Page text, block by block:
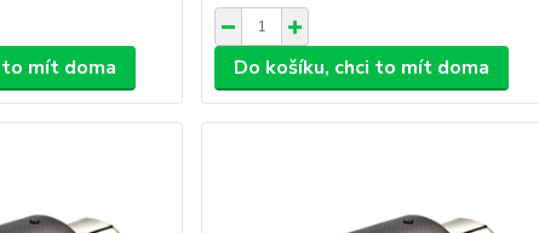
to mít doma Do košíku, chci to mít doma